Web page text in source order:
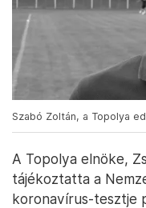
Szabó Zoltán, a Topolya
A Topolya elnöke,
tájékoztatta a
koronavírus-tesztje